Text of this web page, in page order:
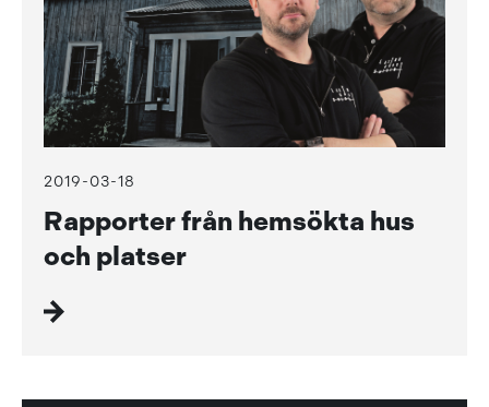
2019-03-18
Rapporter från hemsökta hus
och platser